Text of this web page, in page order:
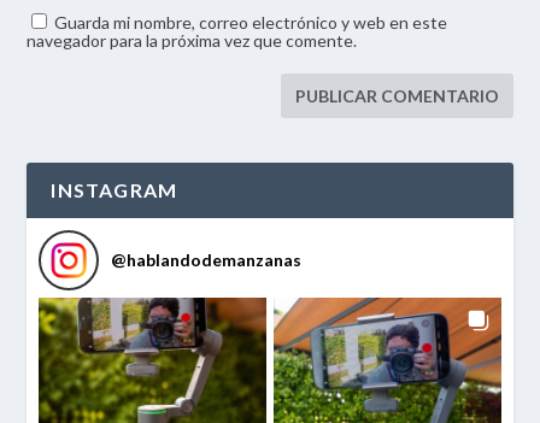
Guarda mi nombre, correo electrónico y web en este
navegador para la próxima vez que comente.
INSTAGRAM
@hablandodemanzanas